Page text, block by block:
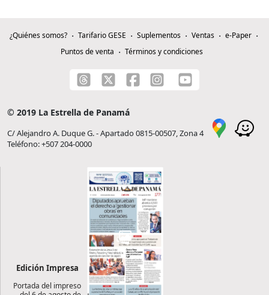
¿Quiénes somos? Tarifario GESE Suplementos Ventas
e-Paper
Puntos de venta
Términos y condiciones
© 2019 La Estrella de Panamá
C/ Alejandro A. Duque G. - Apartado 0815-00507, Zona 4
Teléfono: +507 204-0000
Edición Impresa
Portada del impreso